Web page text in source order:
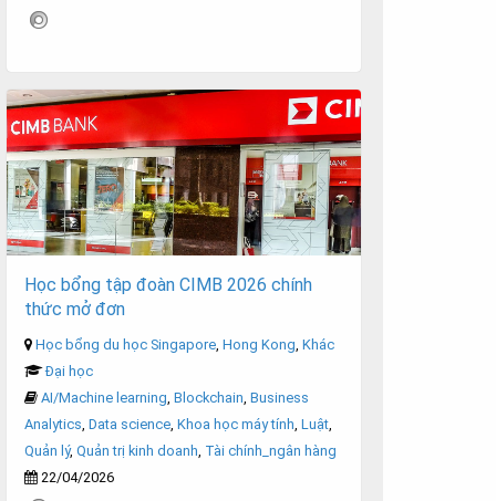
Học bổng tập đoàn CIMB 2026 chính
thức mở đơn
Học bổng du học Singapore, Hong Kong, Khác
Đại học
AI/Machine learning, Blockchain, Business
Analytics, Data science, Khoa học máy tính, Luật,
Quản lý, Quản trị kinh doanh, Tài chính_ngân hàng
22/04/2026